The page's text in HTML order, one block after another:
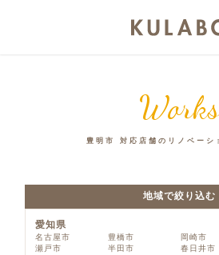
Works
豊明市 対応店舗のリノベーシ
地域で絞り込む
愛知県
名古屋市 豊橋市 岡崎市
瀬戸市
半田市 春日井市